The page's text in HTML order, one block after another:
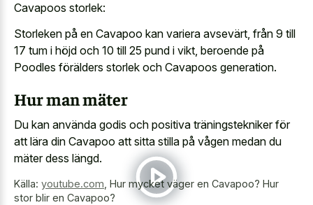
Cavapoos storlek:
Storleken på en Cavapoo kan variera avsevärt, från 9 till
17 tum i höjd och 10 till 25 pund i vikt, beroende på
Poodles förälders storlek och Cavapoos generation.
Hur man mäter
Du kan använda godis och positiva träningstekniker för
att lära din Cavapoo att sitta stilla på vågen medan du
mäter dess längd.
Källa: youtube.com Hur mycket väger en Cavapoo? Hur
stor blir en Cavapoo?